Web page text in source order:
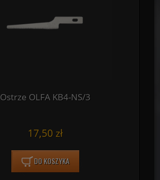
Ostrze OLFA KB4-NS/3
17,50 zł
DO KOSZYKA